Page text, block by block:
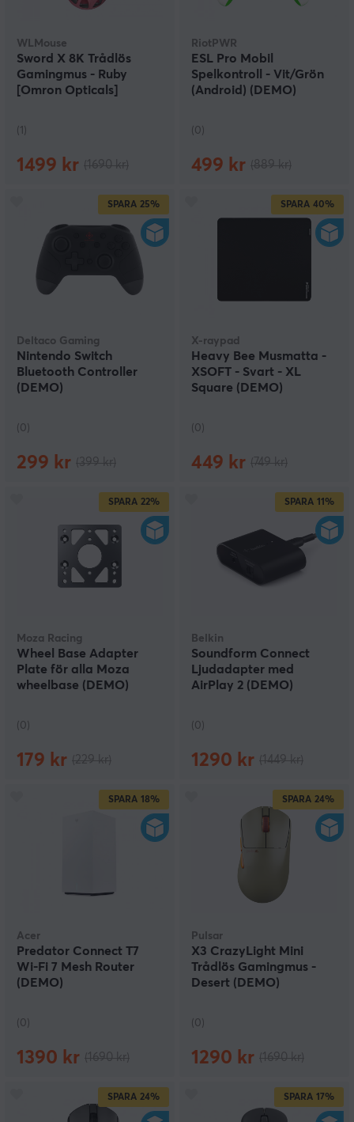
WLMouse
Sword X 8K Trådlös
Gamingmus - Ruby
[Omron Opticals]
(1)
1499 kr
RiotPWR
ESL Pro Mobil
Spelkontroll - Vit/Grön
(Android) (DEMO)
(0)
499 kr
SPARA 25%
Deltaco Gaming
Nintendo Switch
Bluetooth Controller
(DEMO)
(0)
299 kr
SPARA 40%
X-raypad
Heavy Bee Musmatta -
XSOFT - Svart - XL
Square (DEMO)
(0)
449 kr
SPARA 22%
Moza Racing
Wheel Base Adapter
Plate för alla Moza
wheelbase (DEMO)
(0)
179 kr
SPARA 11%
Belkin
Soundform Connect
Ljudadapter med
AirPlay 2 (DEMO)
(0)
1290 kr
SPARA 18%
Acer
Predator Connect T7
Wi-Fi 7 Mesh Router
(DEMO)
(0)
1390 kr
SPARA 24%
Pulsar
X3 CrazyLight Mini
Trådlös Gamingmus -
Desert (DEMO)
(0)
1290 kr
SPARA 24% SPARA 17%